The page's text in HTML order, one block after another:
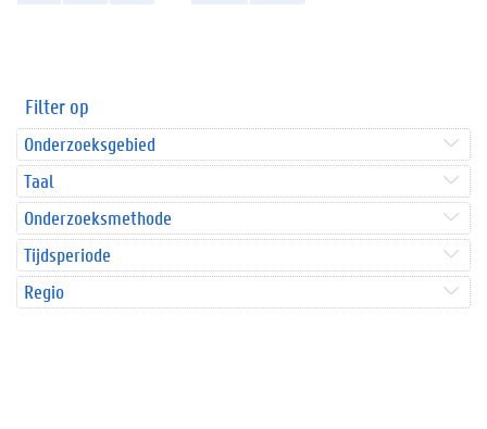
Filter op
Onderzoeksgebied
Taal
Onderzoeksmethode
Tijdsperiode
Regio